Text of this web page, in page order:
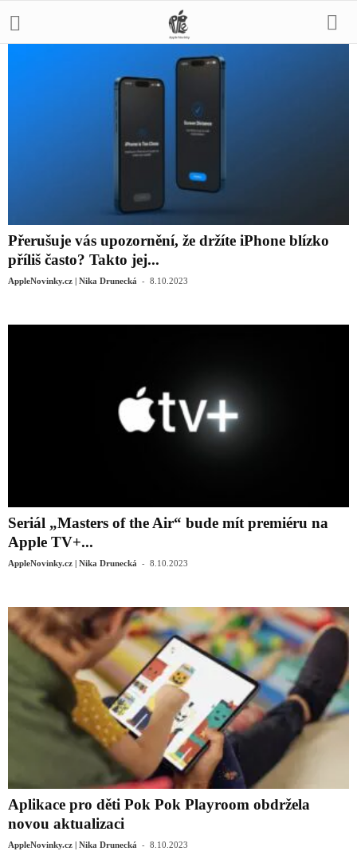
Přerušuje vás upozornění, že držíte iPhone blízko
příliš často? Takto jej...
AppleNovinky.cz | Nika Drunecká - 8.10.2023
Seriál „Masters of the Air“ bude mít premiéru na
Apple TV+...
AppleNovinky.cz | Nika Drunecká - 8.10.2023
Aplikace pro děti Pok Pok Playroom obdržela
novou aktualizaci
AppleNovinky.cz | Nika Drunecká - 8.10.2023